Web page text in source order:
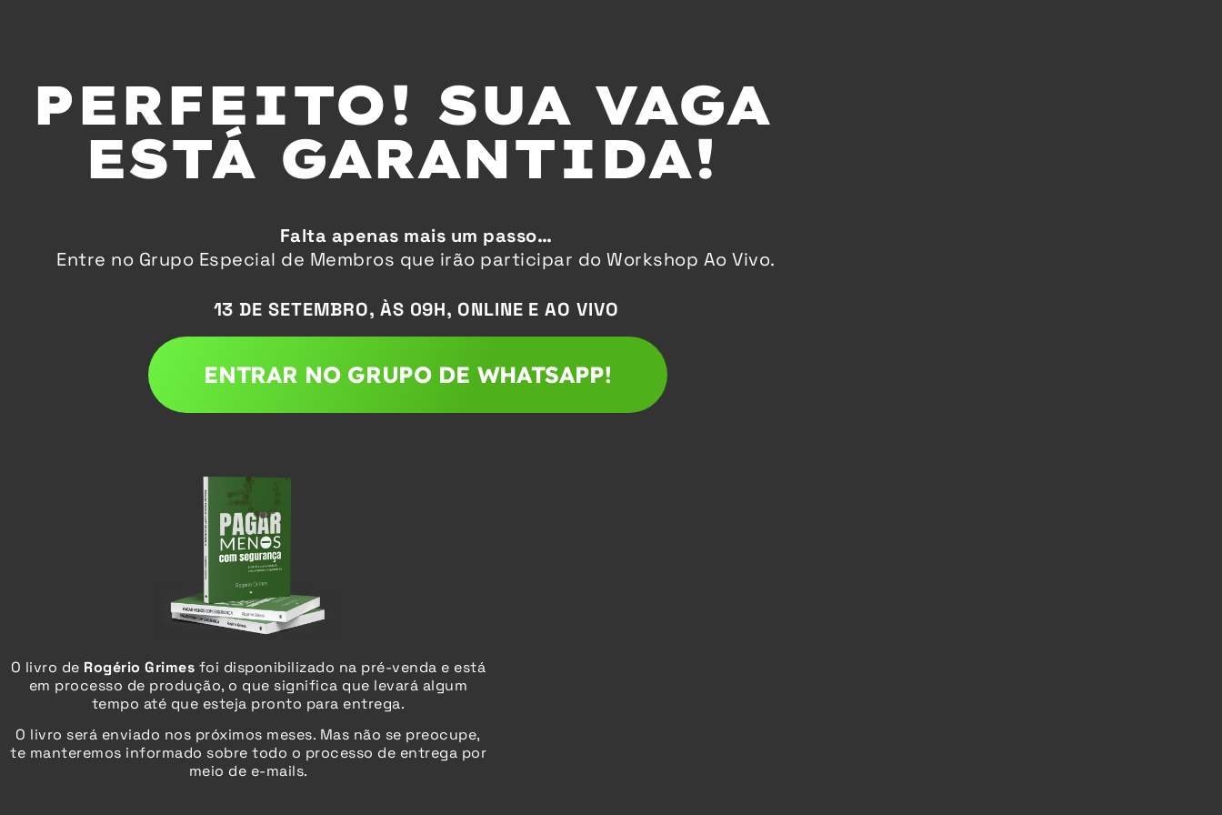
PERFEITO! SUA VAGA
ESTÁ GARANTIDA!
Falta apenas mais um passo…
Entre no Grupo Especial de Membros que irão participar do Workshop Ao Vivo.
13 DE SETEMBRO, ÀS 09H, ONLINE E AO VIVO
ENTRAR NO GRUPO DE WHATSAPP!
O livro de Rogério Grimes foi disponibilizado na pré-venda e está
em processo de produção, o que significa que levará algum
tempo até que esteja pronto para entrega.
O livro será enviado nos próximos meses. Mas não se preocupe,
te manteremos informado sobre todo o processo de entrega por
meio de e-mails.